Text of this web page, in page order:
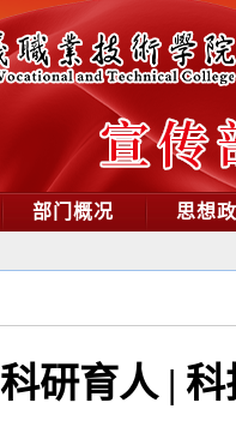
部门概况 思想
科研育人 |